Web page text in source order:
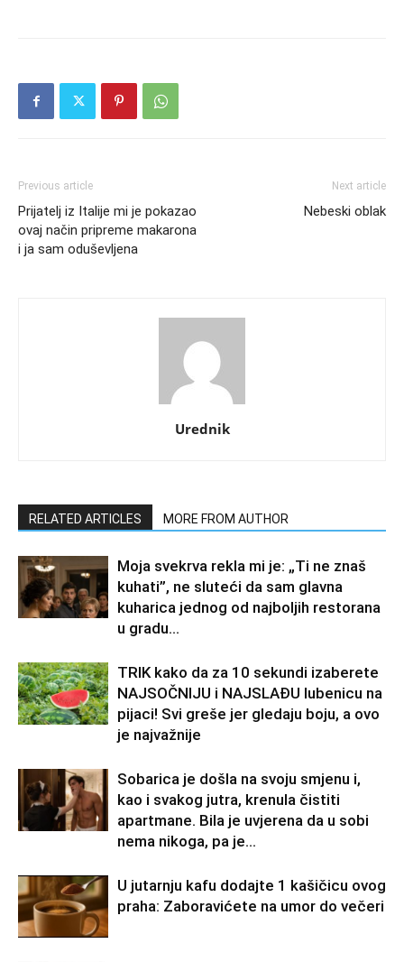
Previous article
Prijatelj iz Italije mi je pokazao
ovaj način pripreme makarona
i ja sam oduševljena
Next article
Nebeski oblak
Urednik
RELATED ARTICLES MORE FROM AUTHOR
Moja svekrva rekla mi je: „Ti ne znaš
kuhati”, ne sluteći da sam glavna
kuharica jednog od najboljih restorana
u gradu…
TRIK kako da za 10 sekundi izaberete
NAJSOČNIJU i NAJSLAĐU lubenicu na
pijaci! Svi greše jer gledaju boju, a ovo
je najvažnije
Sobarica je došla na svoju smjenu i,
kao i svakog jutra, krenula čistiti
apartmane. Bila je uvjerena da u sobi
nema nikoga, pa je...
U jutarnju kafu dodajte 1 kašičicu ovog
praha: Zaboravićete na umor do večeri